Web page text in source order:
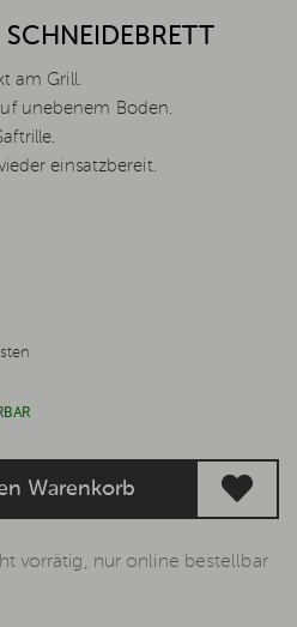
am Grill.
unebenem Boden.
einsatzbereit.
Warenkorb
vorrätig, nur online bestellbar